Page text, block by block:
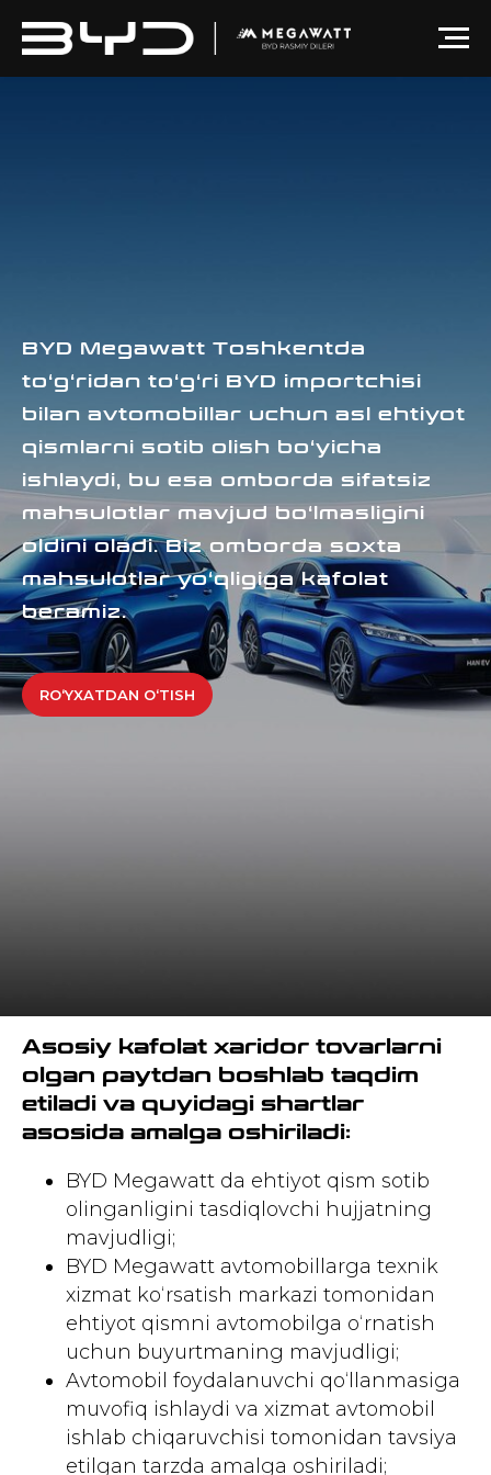
BYD Megawatt Toshkentda
to‘g‘ridan to‘g‘ri BYD importchisi
bilan avtomobillar uchun asl ehtiyot
qismlarni sotib olish bo‘yicha
ishlaydi, bu esa omborda sifatsiz
mahsulotlar mavjud bo‘lmasligini
oldini oladi. Biz omborda soxta
mahsulotlar yo‘qligiga kafolat
beramiz.
RO‘YXATDAN O‘TISH
Asosiy kafolat xaridor tovarlarni
olgan paytdan boshlab taqdim
etiladi va quyidagi shartlar
asosida amalga oshiriladi:
BYD Megawatt da ehtiyot qism sotib
olinganligini tasdiqlovchi hujjatning
mavjudligi;
BYD Megawatt avtomobillarga texnik
xizmat ko‘rsatish markazi tomonidan
ehtiyot qismni avtomobilga o‘rnatish
uchun buyurtmaning mavjudligi;
Avtomobil foydalanuvchi qo‘llanmasiga
muvofiq ishlaydi va xizmat avtomobil
ishlab chiqaruvchisi tomonidan tavsiya
etilgan tarzda amalga oshiriladi;